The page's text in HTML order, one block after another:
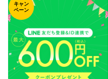
キャン
ペーン